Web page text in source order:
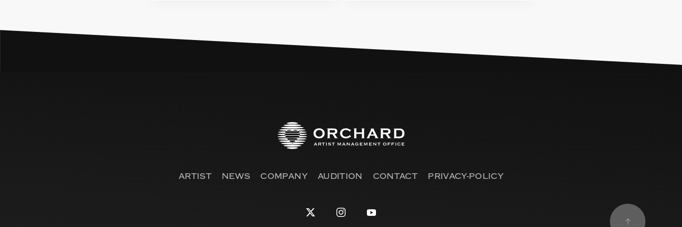
ARTIST NEWS COMPANY AUDITION CONTACT PRIVACY-POLICY